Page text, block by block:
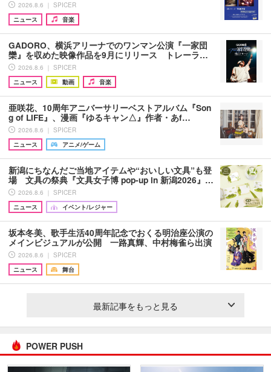
2026.8.6 ｜ SPICER
ニュース
音楽
GADORO、横浜アリーナでのワンマン公演『一家団
欒』を収めた映像作品を9月にリリース トレーラ…
2026.8.6 ｜ SPICER
ニュース
動画 音楽
亜咲花、10周年アニバーサリーベストアルバム『Son
g of LIFE』、漫画『ゆるキャン△』作者・あf…
2026.8.6 ｜ SPICER
ニュース
アニメ/ゲーム
新潟にちなんだご当地アイテムや“おいしい文具”も登
場 文具の祭典『文具女子博 pop-up in 新潟2026』…
2026.8.6 ｜ SPICER
ニュース
イベント/レジャー
坂本冬美、歌手生活40周年記念でおくる明治座公演の
メインビジュアルが公開 一路真輝、中村梅雀ら出演
2026.8.6 ｜ SPICER
ニュース
舞台
最新記事をもっと見る
POWER PUSH